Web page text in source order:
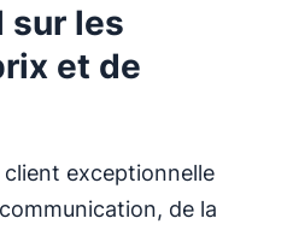
sur les
et de
exceptionnelle
de la